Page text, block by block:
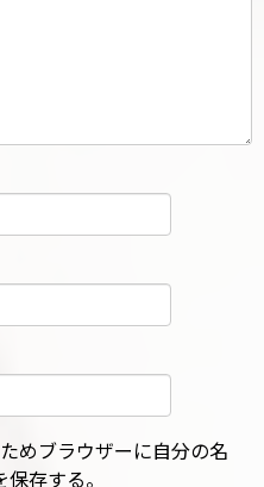
めブラウザーに自分の名
存する。